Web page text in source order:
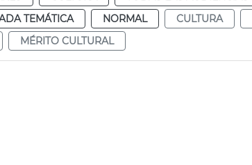
TEMÁTICA NORMAL CULTURA
MÉRITO CULTURAL